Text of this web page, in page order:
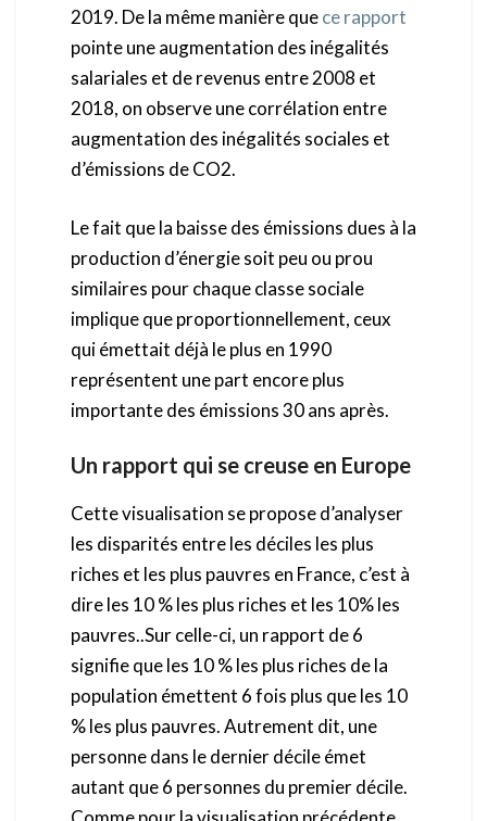
2019. De la même manière quece rapport
pointe une augmentation des inégalités
salariales et de revenus entre 2008 et
2018, on observe une corrélation entre
augmentation des inégalités sociales et
d’émissions de CO2.
Le fait que la baisse des émissions dues à la
production d’énergie soit peu ou prou
similaires pour chaque classe sociale
implique que proportionnellement, ceux
qui émettait déjà le plus en 1990
représentent une part encore plus
importante des émissions 30 ans après.
Un rapport qui se creuse en Europe
Cette visualisation se propose d’analyser
les disparités entre les déciles les plus
riches et les plus pauvres en France, c’est à
dire les 10 % les plus riches et les 10% les
pauvres..Sur celle-ci, un rapport de 6
signifie que les 10 % les plus riches de la
population émettent 6 fois plus que les 10
% les plus pauvres. Autrement dit, une
personne dans le dernier décile émet
autant que 6 personnes du premier décile.